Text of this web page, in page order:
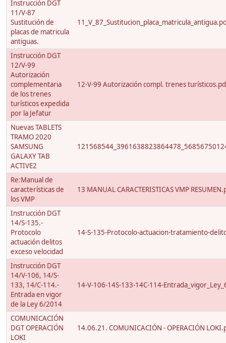
Instrucción DGT
11/V-87
Sustitución de
placas de matricula
antiguas.
Instrucción DGT
12/V-99
Autorización
complementaria
de los trenes
turísticos expedida
por la Jefatur
12-V-99 Autorización compl. trenes
Nuevas TABLETS
TRAMO 2020
SAMSUNG
GALAXY TAB
ACTIVE2
Re:Manual de
características de
los VMP
13 MANUAL CARACTERISTICAS VMP
Instrucción DGT
14/S-135.-
Protocolo
actuación delitos
exceso velocidad
14-S-135-Protocolo-actuacion-tratamiento-
Instrucción DGT
14/V-106, 14/S-
133, 14/C-114.-
Entrada en vigor
de la Ley 6/2014
14-V-106-14S-133-14C-114-
COMUNICACIÓN
DGT OPERACIÓN
LOKI
14.06.21. COMUNICACIÓN - OPERACIÓN